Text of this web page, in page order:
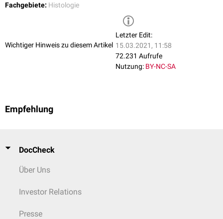
Fachgebiete: Histologie
Wichtiger Hinweis zu diesem Artikel
Letzter Edit:
15.03.2021, 11:58
72.231 Aufrufe
Nutzung: BY-NC-SA
Empfehlung
DocCheck
Über Uns
Investor Relations
Presse